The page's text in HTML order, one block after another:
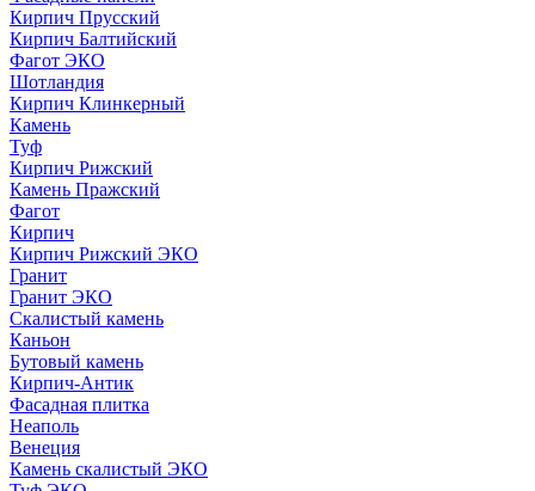
Кирпич Прусский
Кирпич Балтийский
Фагот ЭКО
Шотландия
Кирпич Клинкерный
Камень
Туф
Кирпич Рижский
Камень Пражский
Фагот
Кирпич
Кирпич Рижский ЭКО
Гранит
Гранит ЭКО
Скалистый камень
Каньон
Бутовый камень
Кирпич-Антик
Фасадная плитка
Неаполь
Венеция
Камень скалистый ЭКО